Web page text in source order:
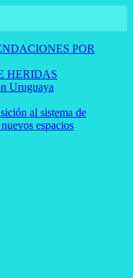
POR
HERIDAS
Uruguaya
al sistema de
espacios